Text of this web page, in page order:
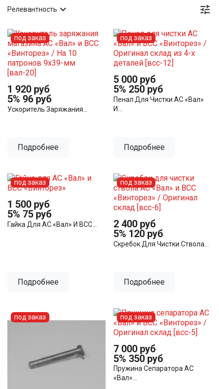

Релевантность 
1 920 руб
5% 96 руб
Ускоритель Заряжания...
Подробнее
под заказ
5 000 руб
5% 250 руб
Пенал Для Чистки АС «Вал»
И...
Подробнее
под заказ
1 500 руб
5% 75 руб
Гайка Для АС «Вал» И ВСС...
Подробнее
под заказ
2 400 руб
5% 120 руб
Скребок Для Чистки Ствола...
Подробнее
под заказ
под заказ
7 000 руб
5% 350 руб
Пружина Сепаратора АС
«Вал»...
под заказ